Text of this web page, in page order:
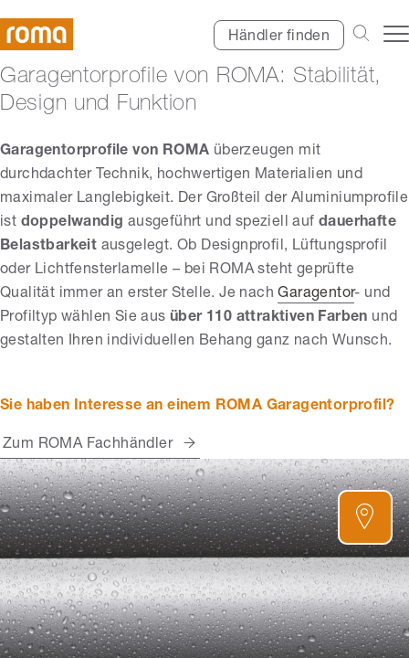
Händler finden
Garagentorprofile von ROMA: Stabilität,
Design und Funktion
Garagentorprofile von ROMA überzeugen mit
durchdachter Technik, hochwertigen Materialien und
maximaler Langlebigkeit. Der Großteil der Aluminiumprofile
ist doppelwandig ausgeführt und speziell aufdauerhafte
Belastbarkeit ausgelegt. Ob Designprofil, Lüftungsprofil
oder Lichtfensterlamelle – bei ROMA steht geprüfte
Qualität immer an erster Stelle. Je nachGaragentor- und
Profiltyp wählen Sie aus über 110 attraktiven Farben und
gestalten Ihren individuellen Behang ganz nach Wunsch.
Sie haben Interesse an einem ROMA Garagentorprofil?
Zum ROMA Fachhändler